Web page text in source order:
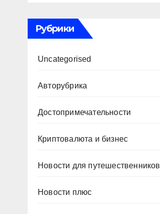
Рубрики
Uncategorised
Авторубрика
Достопримечательности
Криптовалюта и бизнес
Новости для путешественников
Новости плюс